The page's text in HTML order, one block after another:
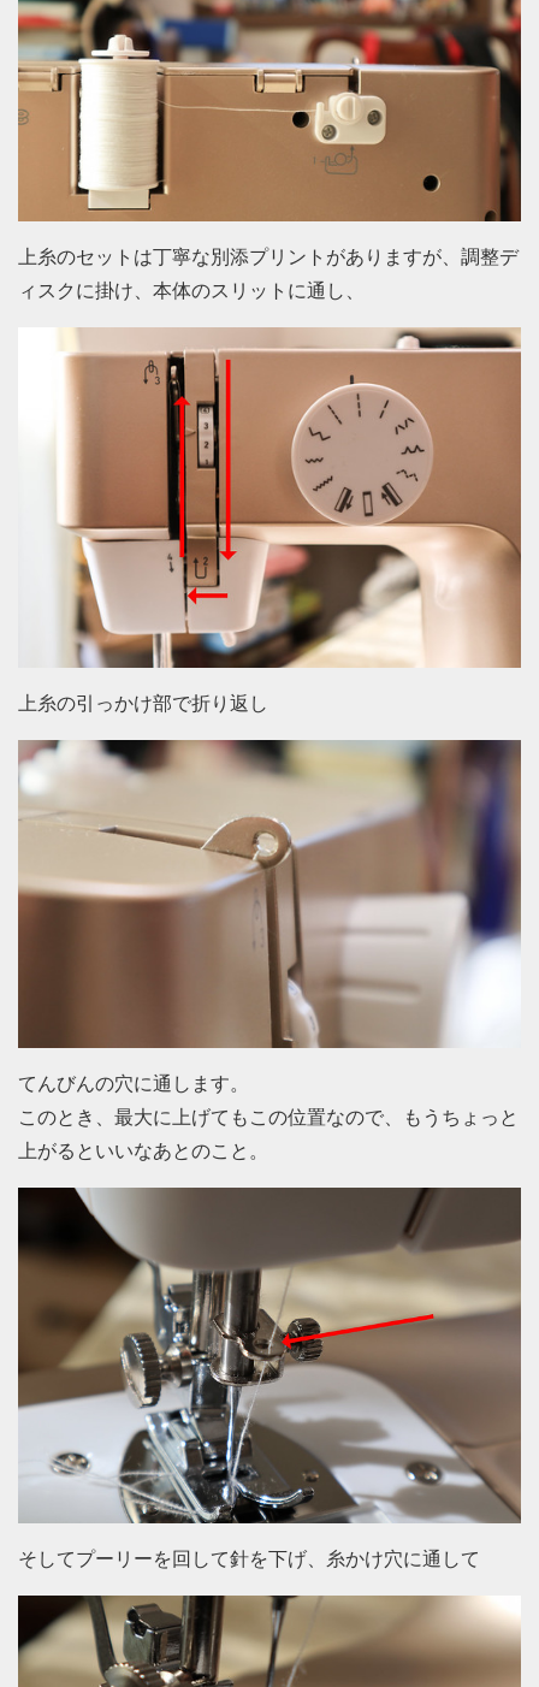
上糸のセットは丁寧な別添プリントがありますが、調整デ
ィスクに掛け、本体のスリットに通し、
上糸の引っかけ部で折り返し
てんびんの穴に通します。
このとき、最大に上げてもこの位置なので、もうちょっと
上がるといいなあとのこと。
そしてプーリーを回して針を下げ、糸かけ穴に通して